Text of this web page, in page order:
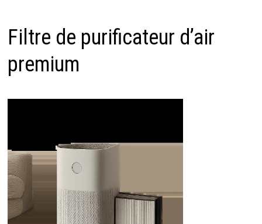
Filtre de purificateur d’air
premium